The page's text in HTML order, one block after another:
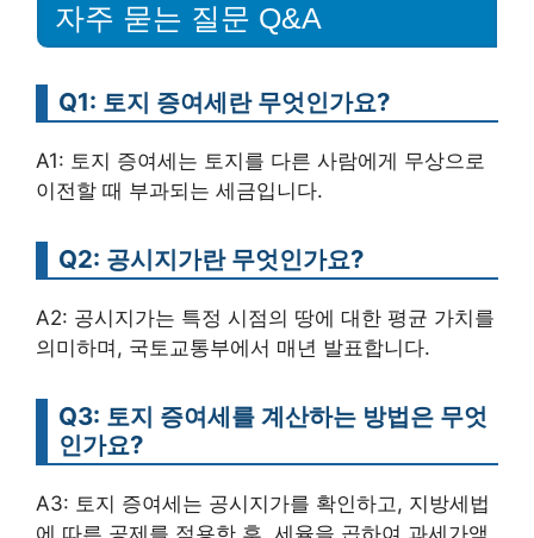
자주 묻는 질문 Q&A
Q1: 토지 증여세란 무엇인가요?
A1: 토지 증여세는 토지를 다른 사람에게 무상으로
이전할 때 부과되는 세금입니다.
Q2: 공시지가란 무엇인가요?
A2: 공시지가는 특정 시점의 땅에 대한 평균 가치를
의미하며, 국토교통부에서 매년 발표합니다.
Q3: 토지 증여세를 계산하는 방법은 무엇
인가요?
A3: 토지 증여세는 공시지가를 확인하고, 지방세법